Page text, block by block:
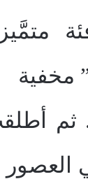
مخفية
ثم